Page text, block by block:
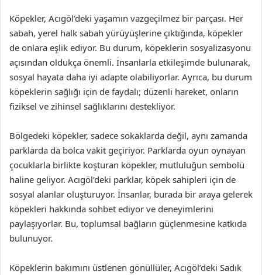
Köpekler, Acıgöl’deki yaşamın vazgeçilmez bir parçası. Her
sabah, yerel halk sabah yürüyüşlerine çıktığında, köpekler
de onlara eşlik ediyor. Bu durum, köpeklerin sosyalizasyonu
açısından oldukça önemli. İnsanlarla etkileşimde bulunarak,
sosyal hayata daha iyi adapte olabiliyorlar. Ayrıca, bu durum
köpeklerin sağlığı için de faydalı; düzenli hareket, onların
fiziksel ve zihinsel sağlıklarını destekliyor.
Bölgedeki köpekler, sadece sokaklarda değil, aynı zamanda
parklarda da bolca vakit geçiriyor. Parklarda oyun oynayan
çocuklarla birlikte koşturan köpekler, mutluluğun sembolü
haline geliyor. Acıgöl’deki parklar, köpek sahipleri için de
sosyal alanlar oluşturuyor. İnsanlar, burada bir araya gelerek
köpekleri hakkında sohbet ediyor ve deneyimlerini
paylaşıyorlar. Bu, toplumsal bağların güçlenmesine katkıda
bulunuyor.
Köpeklerin bakımını üstlenen gönüllüler, Acıgöl’deki Sadık